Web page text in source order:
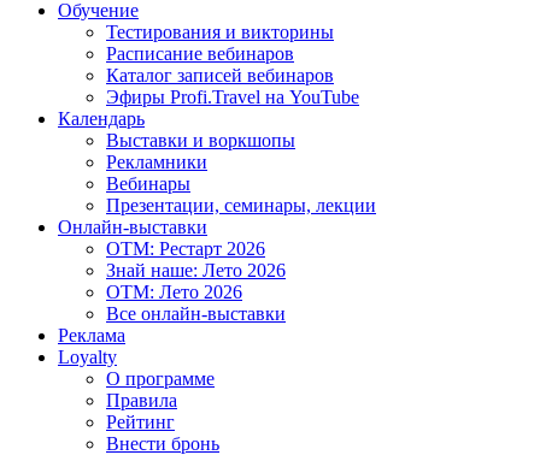
Обучение
Тестирования и викторины
Расписание вебинаров
Каталог записей вебинаров
Эфиры Profi.Travel на YouTube
Календарь
Выставки и воркшопы
Рекламники
Вебинары
Презентации, семинары, лекции
Онлайн-выставки
OTM: Рестарт 2026
Знай наше: Лето 2026
OTM: Лето 2026
Все онлайн-выставки
Реклама
Loyalty
О программе
Правила
Рейтинг
Внести бронь